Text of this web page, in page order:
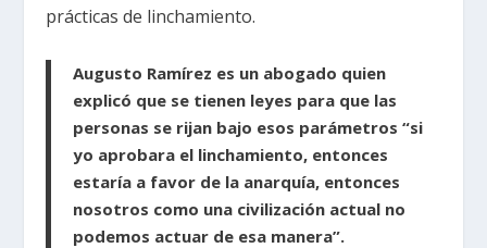
prácticas de linchamiento.
Augusto Ramírez es un abogado quien
explicó que se tienen leyes para que las
personas se rijan bajo esos parámetros “si
yo aprobara el linchamiento, entonces
estaría a favor de la anarquía, entonces
nosotros como una civilización actual no
podemos actuar de esa manera”.